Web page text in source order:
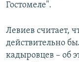
Гостомеле".
Левиев считает,
действительно
кадыровцев – об